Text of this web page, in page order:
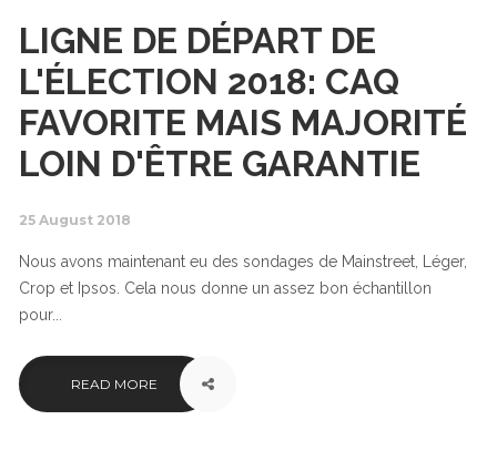
LIGNE DE DÉPART DE
L'ÉLECTION 2018: CAQ
FAVORITE MAIS MAJORITÉ
LOIN D'ÊTRE GARANTIE
25 August 2018
Nous avons maintenant eu des sondages de Mainstreet, Léger,
Crop et Ipsos. Cela nous donne un assez bon échantillon
pour...
READ MORE